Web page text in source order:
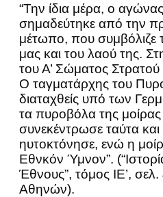
“Την ίδια μέρα, ο
σημαδεύτηκε από την
μέτωπο, που συμβόλιζε
μας και του λαού της.
του Α’ Σώματος
Ο ταγματάρχης του
διαταχθείς υπό των
τα πυροβόλα της
συνεκέντρωσε ταύτα
ηυτοκτόνησε, ενώ η
Εθνκόν Ύμνον”.
Έθνους”, τόμος ΙΕ’,
Αθηνών).